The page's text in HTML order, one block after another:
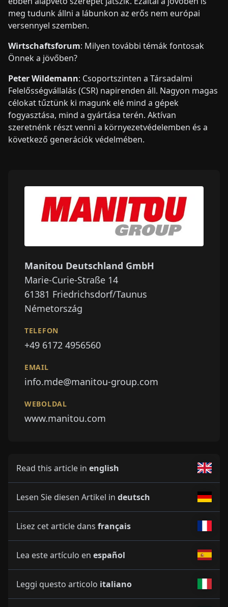
meg tudunk állni a lábunkon az erős nem európai
versennyel szemben.
Wirtschaftsforum: Milyen további témák fontosak
Önnek a jövőben?
Peter Wildemann: Csoportszinten a Társadalmi
Felelősségvállalás (CSR) napirenden áll. Nagyon magas
célokat tűztünk ki magunk elé mind a gépek
fogyasztása, mind a gyártása terén. Aktívan
szeretnénk részt venni a környezetvédelemben és a
következő generációk védelmében.
Manitou Deutschland GmbH
Marie-Curie-Straße 14
61381 Friedrichsdorf/Taunus
Németország
TELEFON
+49 6172 4956560
EMAIL
info.mde@manitou-group.com
WEBOLDAL
www.manitou.com
Read this article in english
Lesen Sie diesen Artikel in deutsch
Lisez cet article dans français
Lea este artículo en español
Leggi questo articolo italiano